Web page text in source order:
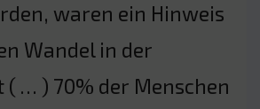
waren ein Hinweis
Wandel in der
( … ) 70% der Menschen